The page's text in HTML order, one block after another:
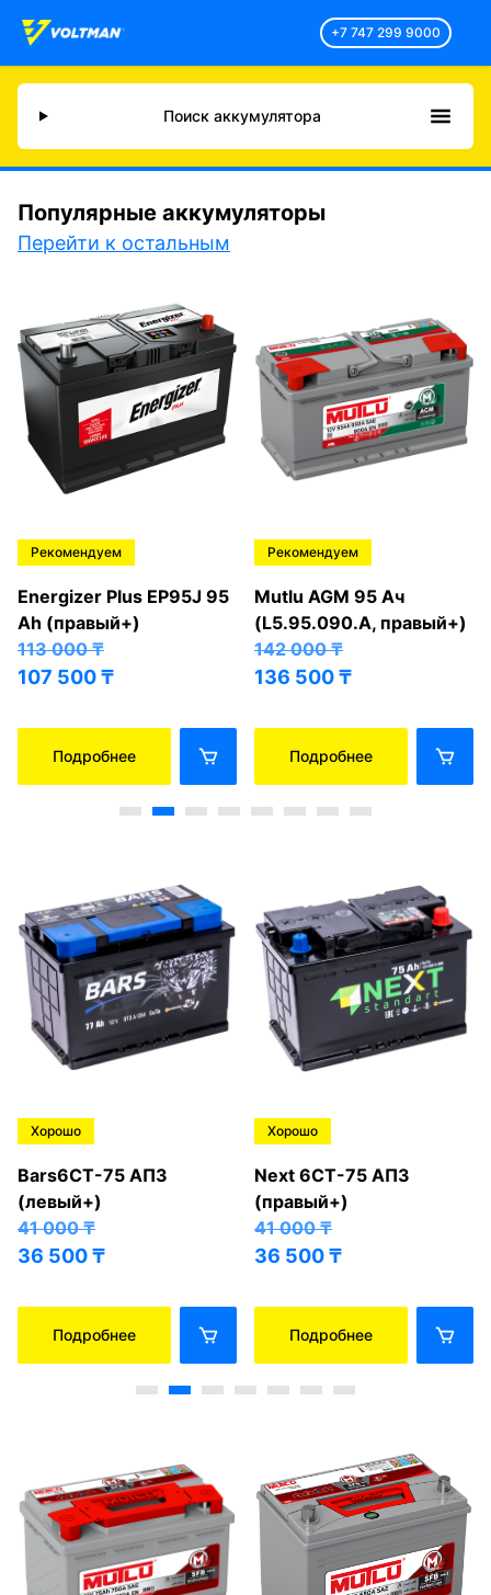
+7 747 299 9000
Поиск аккумулятора
Популярные аккумуляторы
Перейти к остальным
Рекомендуем
Energizer Plus EP95J 95
Ah (правый+)
113 000₸
107 500₸
Подробнее
Рекомендуем
Mutlu AGM 95 Ач
(L5.95.090.A, правый+)
142 000₸
136 500₸
Подробнее
Хорошо
Bars6СТ-75 АПЗ
(левый+)
41 000₸
36 500₸
Подробнее
Хорошо
Next 6СТ-75 АПЗ
(правый+)
41 000₸
36 500₸
Подробнее